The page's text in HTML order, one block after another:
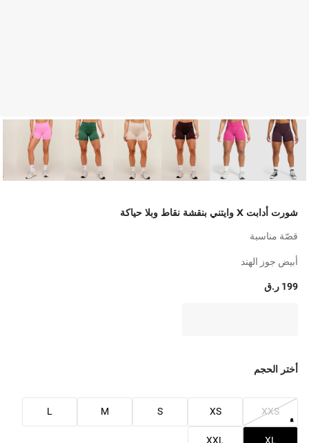
شورت أدابت X وايتني بنقشة نقاط وبلا حياكة
قصّة مناسبة
أبيض جوز الهند
199 ر.ق
أختر الحجم
XXS
XS
S
M
L
XL
XXL